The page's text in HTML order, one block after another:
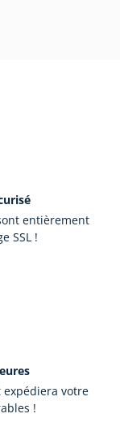
entièrement
SSL !
expédiera votre
!